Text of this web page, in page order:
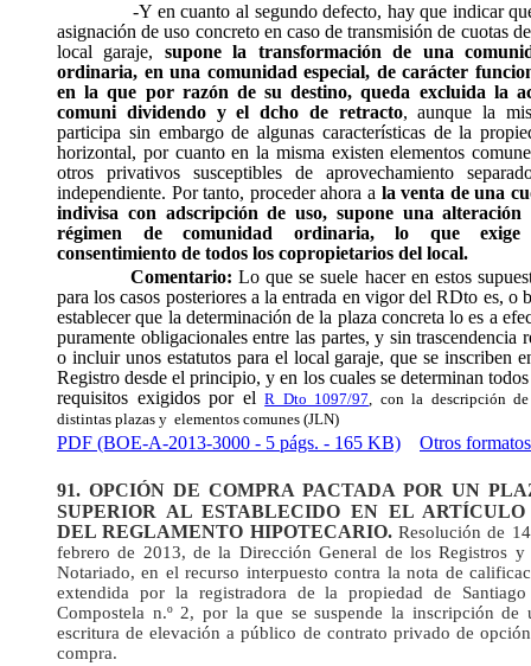
-Y en cuanto al segundo defecto, hay que indicar
asignación de uso concreto en caso de transmisión de cuotas
local garaje, supone la transformación de una
ordinaria, en una comunidad especial, de carácter
en la que por razón de su destino, queda excluida la
comuni dividendo y el dcho de retracto, aunque la
participa sin embargo de algunas características de la
horizontal, por cuanto en la misma existen elementos
otros privativos susceptibles de aprovechamiento
independiente. Por tanto, proceder ahora a la venta de una
indivisa con adscripción de uso, supone una alteración
régimen de comunidad ordinaria, lo que
consentimiento de todos los copropietarios del local.
Comentario: Lo que se suele hacer en estos
para los casos posteriores a la entrada en vigor del RDto es, o
establecer que la determinación de la plaza concreta lo es a
puramente obligacionales entre las partes, y sin trascendencia
o incluir unos estatutos para el local garaje, que se inscriben
Registro desde el principio, y en los cuales se determinan
requisitos exigidos por elR Dto 1097/97, con la descripción
distintas plazas y elementos comunes (JLN)
PDF (BOE-A-2013-3000 - 5 págs. - 165 KB) Otros formatos
91. OPCIÓN DE COMPRA PACTADA POR UN
SUPERIOR AL ESTABLECIDO EN EL ARTÍCULO
DEL REGLAMENTO HIPOTECARIO.Resolución de
febrero de 2013, de la Dirección General de los Registros y
Notariado, en el recurso interpuesto contra la nota de
extendida por la registradora de la propiedad de
Compostela n.º 2, por la que se suspende la inscripción de
escritura de elevación a público de contrato privado de
compra.